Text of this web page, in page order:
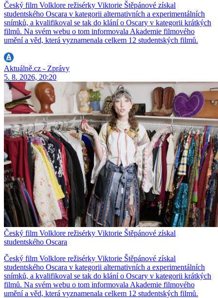
Český film Volklore režisérky Viktorie Štěpánové získal
studentského Oscara v kategorii alternativních a experimentálních
snímků, a kvalifikoval se tak do klání o Oscary v kategorii krátkých
filmů. Na svém webu o tom informovala Akademie filmového
umění a věd, která vyznamenala celkem 12 studentských filmů.
Aktuálně.cz - Zprávy
5. 8. 2026, 20:20
Český film Volklore režisérky Viktorie Štěpánové získal
studentského Oscara
Český film Volklore režisérky Viktorie Štěpánové získal
studentského Oscara v kategorii alternativních a experimentálních
snímků, a kvalifikoval se tak do klání o Oscary v kategorii krátkých
filmů. Na svém webu o tom informovala Akademie filmového
umění a věd, která vyznamenala celkem 12 studentských filmů.